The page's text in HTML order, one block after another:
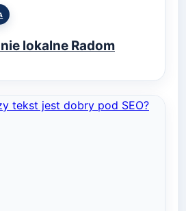
lokalne Radom